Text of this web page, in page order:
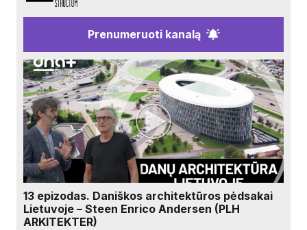
Prenumeruoti kanalą
13 epizodas. Daniškos architektūros pėdsakai
Lietuvoje – Steen Enrico Andersen (PLH
ARKITEKTER)